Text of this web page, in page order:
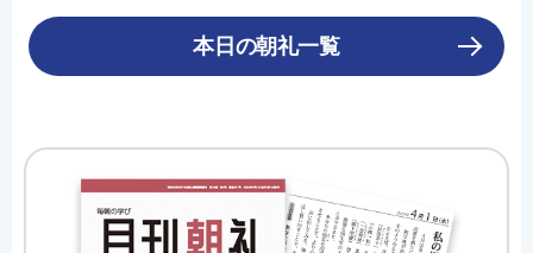
本日の朝礼一覧